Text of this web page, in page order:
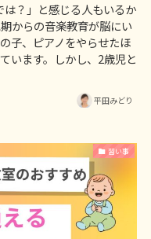
は？」と感じる人もいるか
からの音楽教育が脳にい
子、ピアノをやらせたほ
います。しかし、2歳児と
平田みどり
習い事